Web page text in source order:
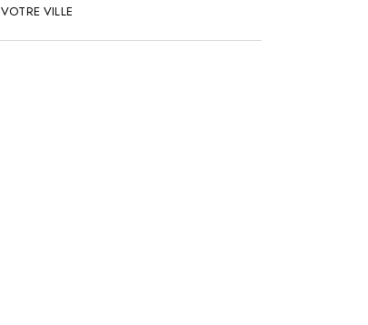
VOTRE VILLE